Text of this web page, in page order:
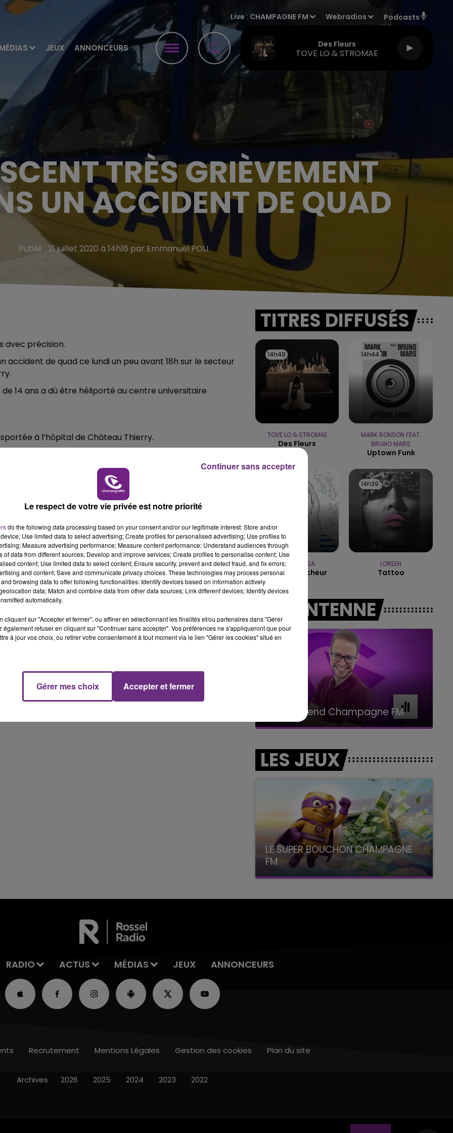
MÉDIAS JEUX ANNONCEURS
Live : CHAMPAGNE FM Webradios Podcasts
Des Fleurs
TOVE LO & STROMAE
16h00 - 20h00
LE WEEK-END CHAMPAGNE FM
7h00 - 11h00
TRÈS GRIÈVEMENT
UN ACCIDENT DE QUAD
Publié : 21 juillet 2020 à 14h16 par Emmanuel POLI
avec précision.
de quad ce lundi un peu avant 18h sur le secteur
14 ans a dû être héliporté au centre universitaire
à l’hôpital de Château Thierry.
et causes de l’accident.
LE MAGASIN JOUÉCLUB DE REIMS FERME
SES PORTES
C'était l'une des institutions du centre-ville
rémois. Le magasin JouéClub est contraint de
fermer ses portes.
TITRES DIFFUSÉS
14h48
14h48
TOVE LO & STROMAE
Des Fleurs
14h44
14h44
MARK RONSON FEAT.
BRUNO MARS
Uptown Funk
MANON LISA
Le Petit Pecheur
14h39
14h39
LOREEN
Tattoo
A L'ANTENNE
11h00 - 16h00 16h00 - 20h00
Le Week-end Champagne FM
LES JEUX
LE SUPER BOUCHON CHAMPAGNE
FM
avec La Famille Champagne FM, à 8H10
RADIO ACTUS MÉDIAS JEUX ANNONCEURS
Recrutement Mentions Légales Gestion des cookies Plan du site
Archives 2026 2025 2024 2023 2022
Le respect de votre vie privée est notre priorité
do the following data processing based on your consent and/or our legitimate interest: Store and/or
Use limited data to select advertising; Create profiles for personalised advertising; Use profiles to
Measure advertising performance; Measure content performance; Understand audiences through
of data from different sources; Develop and improve services; Create profiles to personalise content; Use
content; Use limited data to select content; Ensure security, prevent and detect fraud, and fix errors;
and content; Save and communicate privacy choices. These technologies may process personal
browsing data to offer following functionalities: Identify devices based on information actively
data; Match and combine data from other data sources; Link different devices; Identify devices
automatically.
cliquant sur "Accepter et fermer", ou affiner en sélectionnant les finalités et/ou partenaires dans "Gérer
également refuser en cliquant sur "Continuer sans accepter". Vos préférences ne s'appliqueront que pour
à jour vos choix, ou retirer votre consentement à tout moment via le lien "Gérer les cookies" situé en
Gérer mes choix Accepter et fermer
Continuer sans accepter